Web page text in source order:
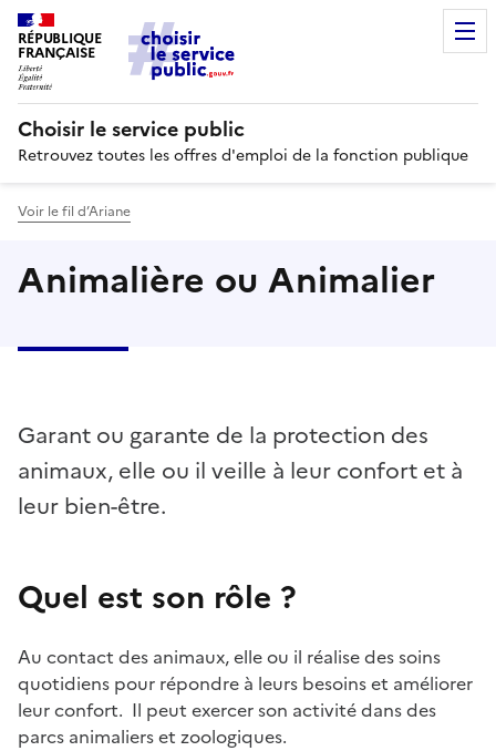
RÉPUBLIQUE
FRANÇAISE
Choisir le service public
Retrouvez toutes les offres d'emploi de la fonction publique
Voir le fil d’Ariane
Animalière ou Animalier
Garant ou garante de la protection des
animaux, elle ou il veille à leur confort et à
leur bien-être.
Quel est son rôle ?
Au contact des animaux, elle ou il réalise des soins
quotidiens pour répondre à leurs besoins et améliorer
leur confort. Il peut exercer son activité dans des
parcs animaliers et zoologiques.